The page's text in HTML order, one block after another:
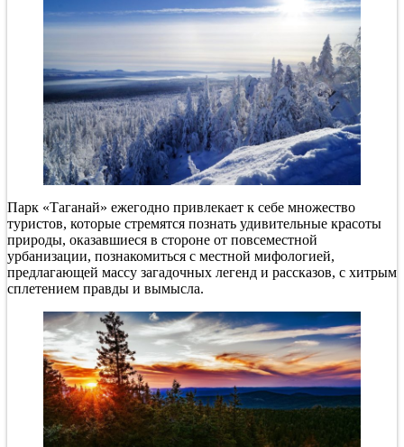
Парк «Таганай» ежегодно привлекает к себе множество
туристов, которые стремятся познать удивительные красоты
природы, оказавшиеся в стороне от повсеместной
урбанизации, познакомиться с местной мифологией,
предлагающей массу загадочных легенд и рассказов, с хитрым
сплетением правды и вымысла.